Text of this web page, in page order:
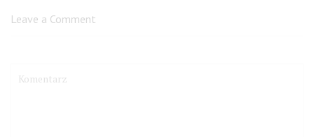
Leave a Comment